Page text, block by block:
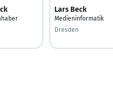
Lars Beck
Medieninformatik
Dresden